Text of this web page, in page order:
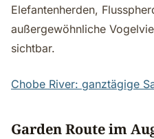
Elefantenherden,
außergewöhnliche
sichtbar.
Chobe River: ganztägige
Garden Route im